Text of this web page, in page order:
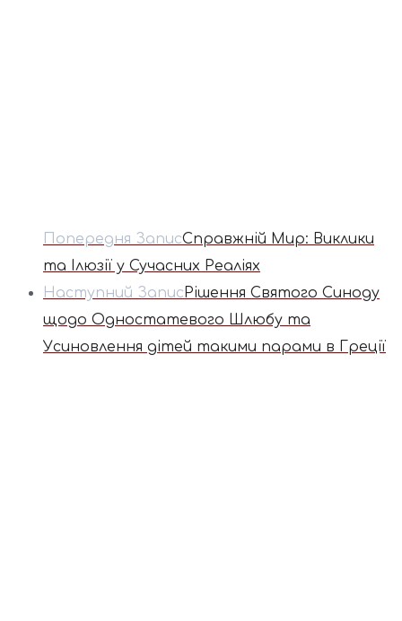
Попередня ЗаписСправжній Мир: Виклики
та Ілюзії у Сучасних Реаліях
Наступний ЗаписРішення Святого Синоду
щодо Одностатевого Шлюбу та
Усиновлення дітей такими парами в Греції